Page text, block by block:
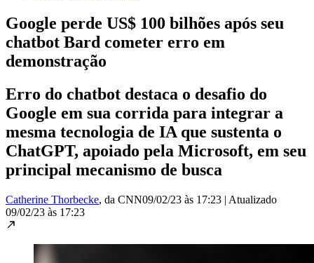
Google perde US$ 100 bilhões após seu
chatbot Bard cometer erro em
demonstração
Erro do chatbot destaca o desafio do
Google em sua corrida para integrar a
mesma tecnologia de IA que sustenta o
ChatGPT, apoiado pela Microsoft, em seu
principal mecanismo de busca
Catherine Thorbecke, da CNN09/02/23 às 17:23 | Atualizado
09/02/23 às 17:23